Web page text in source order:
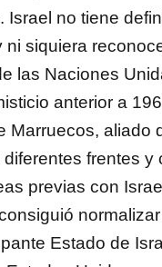
Israel no tiene
ni siquiera
las Naciones
anterior a
Marruecos, aliado
frentes y
previas con
Estado de